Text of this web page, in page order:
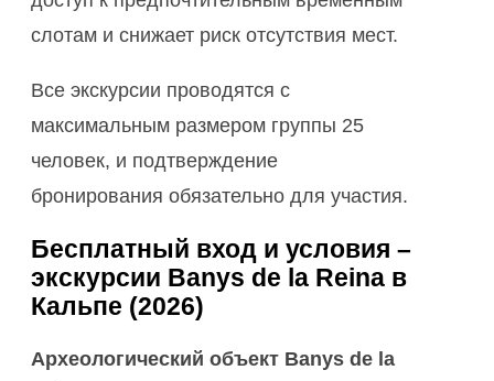
слотам и снижает риск отсутствия мест.
Все экскурсии проводятся с
максимальным размером группы 25
человек, и подтверждение
бронирования обязательно для участия.
Бесплатный вход и условия –
экскурсии Banys de la Reina в
Кальпе (2026)
Археологический объект Banys de la